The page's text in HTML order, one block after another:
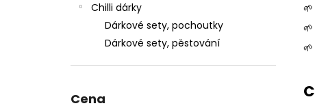
Chilli dárky
Dárkové sety, pochoutky
Dárkové sety, pěstování
Cena
🌱
🌱
🌱